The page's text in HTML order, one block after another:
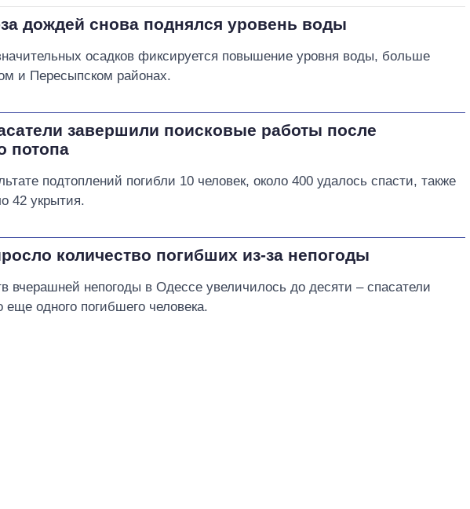
дождей снова поднялся уровень воды
осадков фиксируется повышение уровня воды, больше
и Пересыпском районах.
завершили поисковые работы после
потопа
подтоплений погибли 10 человек, около 400 удалось спасти, также
42 укрытия.
количество погибших из-за непогоды
вчерашней непогоды в Одессе увеличилось до десяти – спасатели
одного погибшего человека.